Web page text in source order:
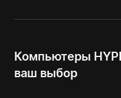
Компьютеры
ваш выбор